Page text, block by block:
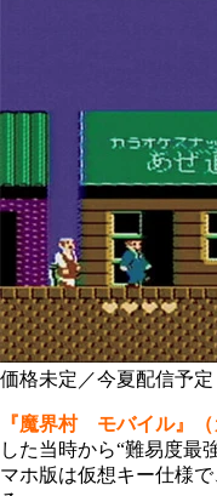
価格未定／今夏配信予
『魔界村 モバイル』（
した当時から“難易度最
マホ版は仮想キー仕様